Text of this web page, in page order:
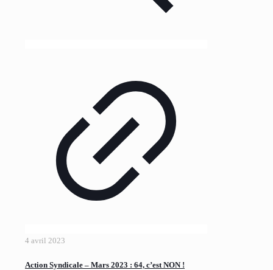
4 avril 2023
Action Syndicale – Mars 2023 : 64, c’est NON !